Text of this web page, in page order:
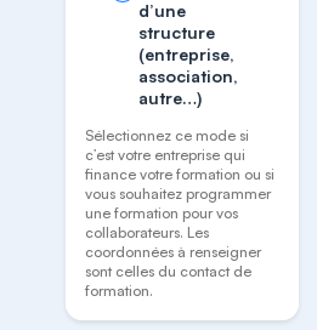
d’une
structure
(entreprise,
association,
autre…)
Sélectionnez ce mode si
c’est votre entreprise qui
finance votre formation ou si
vous souhaitez programmer
une formation pour vos
collaborateurs. Les
coordonnées à renseigner
sont celles du contact de
formation.